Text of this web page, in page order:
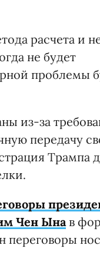
расчета и
не будет
проблемы
из-за
передачу
Трампа
Чен Ына в
переговоры